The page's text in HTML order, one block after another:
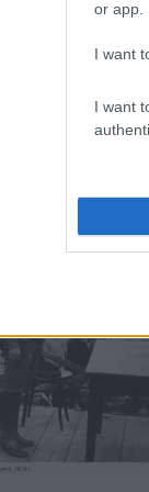
or app.
I want
I want